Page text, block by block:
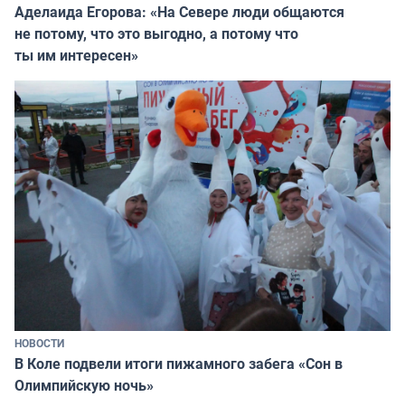
Аделаида Егорова: «На Севере люди общаются
не потому, что это выгодно, а потому что
ты им интересен»
НОВОСТИ
В Коле подвели итоги пижамного забега «Сон в
Олимпийскую ночь»